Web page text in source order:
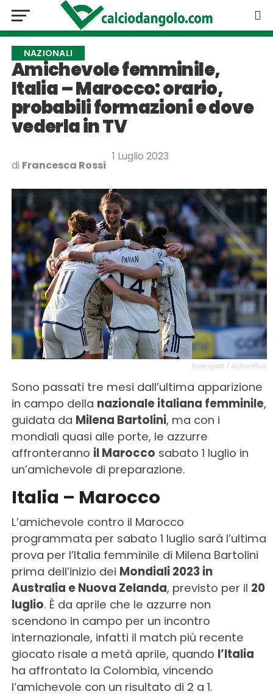
NAZIONALI
Amichevole femminile,
Italia – Marocco: orario,
probabili formazioni e dove
vederla in TV
di Francesca Rossi
1 Luglio 2023
Iconsport / ActionPlus
Sono passati tre mesi dall’ultima apparizione
in campo della nazionale italiana femminile,
guidata da Milena Bartolini, ma con i
mondiali quasi alle porte, le azzurre
affronteranno il Marocco sabato 1 luglio in
un’amichevole di preparazione.
Italia – Marocco
L’amichevole contro il Marocco
programmata per sabato 1 luglio sarà l’ultima
prova per l’Italia femminile di Milena Bartolini
prima dell’inizio dei Mondiali 2023 in
Australia e Nuova Zelanda, previsto per il 20
luglio. È da aprile che le azzurre non
scendono in campo per un incontro
internazionale, infatti il match più recente
giocato risale a metà aprile, quando l’Italia
ha affrontato la Colombia, vincendo
l’amichevole con un risultato di 2 a 1.